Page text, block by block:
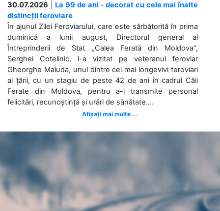
30.07.2026
La 99 de ani - decorat cu cele mai înalte
distincții feroviare
În ajunul Zilei Feroviarului, care este sărbătorită în prima
duminică a lunii august, Directorul general al
Întreprinderii de Stat „Calea Ferată din Moldova”,
Serghei Cotelinic, l-a vizitat pe veteranul feroviar
Gheorghe Maluda, unul dintre cei mai longevivi feroviari
ai țării, cu un stagiu de peste 42 de ani în cadrul Căii
Ferate din Moldova, pentru a-i transmite personal
felicitări, recunoștință și urări de sănătate....
Afișați mai multe ...